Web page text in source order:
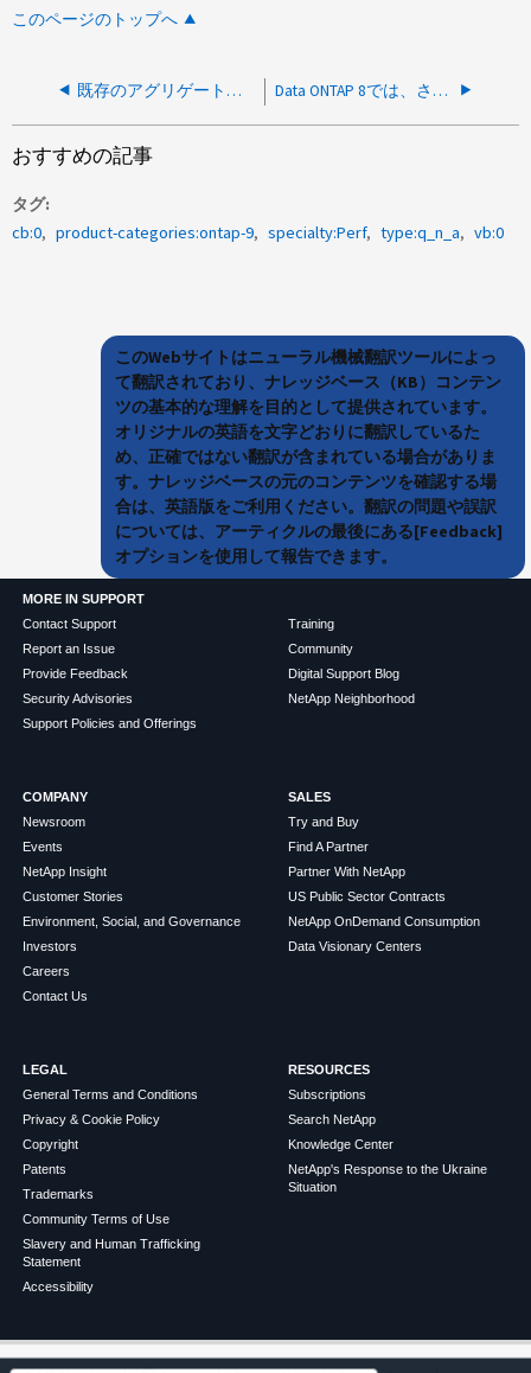
このページのトップへ
既存のアグリゲートにディスクを追加する際のベストプラクティスは何ですか？ Data ONTAP 8では、さまざまなコンシステンシポイントタイプとその測定方法を教えてください。
おすすめの記事
タグ
cb:0
product-categories:ontap-9 specialty:Perf type:q_n_a vb:0
このWebサイトはニューラル機械翻訳ツールによっ
て翻訳されており、ナレッジベース（KB）コンテン
ツの基本的な理解を目的として提供されています。
オリジナルの英語を文字どおりに翻訳しているた
め、正確ではない翻訳が含まれている場合がありま
す。ナレッジベースの元のコンテンツを確認する場
合は、英語版をご利用ください。翻訳の問題や誤訳
については、アーティクルの最後にある[Feedback]
オプションを使用して報告できます。
MORE IN SUPPORT
Contact Support
Report an Issue
Provide Feedback
Security Advisories
Support Policies and Offerings
Training
Community
Digital Support Blog
NetApp Neighborhood
COMPANY
Newsroom
Events
NetApp Insight
Customer Stories
Environment, Social, and Governance
Investors
Careers
Contact Us
SALES
Try and Buy
Find A Partner
Partner With NetApp
US Public Sector Contracts
NetApp OnDemand Consumption
Data Visionary Centers
LEGAL
General Terms and Conditions
Privacy & Cookie Policy
Copyright
Patents
Trademarks
Community Terms of Use
Slavery and Human Trafficking
Statement
Accessibility
RESOURCES
Subscriptions
Search NetApp
Knowledge Center
NetApp's Response to the Ukraine
Situation